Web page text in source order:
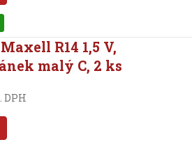
R14 1,5 V,
malý C, 2 ks
DPH